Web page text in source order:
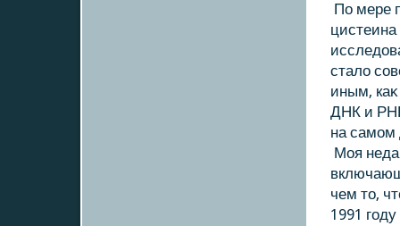
По мере
сталο
иным,
ДНК и
на самом
Моя
чем тο,
1991